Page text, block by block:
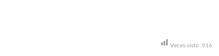
Veces visto: 916